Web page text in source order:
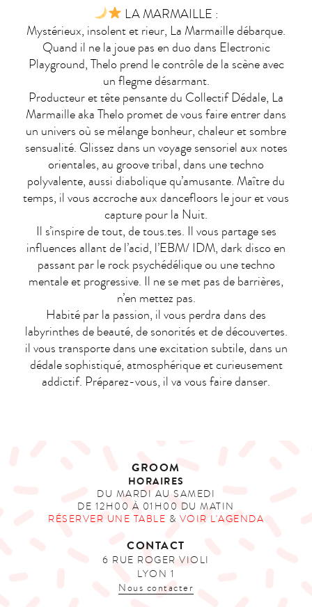
LA MARMAILLE :
Mystérieux, insolent et rieur, La Marmaille débarque.
Quand il ne la joue pas en duo dans Electronic
Playground, Thelo prend le contrôle de la scène avec
un flegme désarmant.
Producteur et tête pensante du Collectif Dédale, La
Marmaille aka Thelo promet de vous faire entrer dans
un univers où se mélange bonheur, chaleur et sombre
sensualité. Glissez dans un voyage sensoriel aux notes
orientales, au groove tribal, dans une techno
polyvalente, aussi diabolique qu’amusante. Maître du
temps, il vous accroche aux dancefloors le jour et vous
capture pour la Nuit.
Il s’inspire de tout, de tous.tes. Il vous partage ses
influences allant de l’acid, l’EBM/ IDM, dark disco en
passant par le rock psychédélique ou une techno
mentale et progressive. Il ne se met pas de barrières,
n’en mettez pas.
Habité par la passion, il vous perdra dans des
labyrinthes de beauté, de sonorités et de découvertes.
il vous transporte dans une excitation subtile, dans un
dédale sophistiqué, atmosphérique et curieusement
addictif. Préparez-vous, il va vous faire danser.
GROOM
HORAIRES
DU MARDI AU SAMEDI
DE 12H00 À 01H00 DU MATIN
RÉSERVER UNE TABLE & VOIR L'AGENDA
CONTACT
6 RUE ROGER VIOLI
LYON 1
Nous contacter